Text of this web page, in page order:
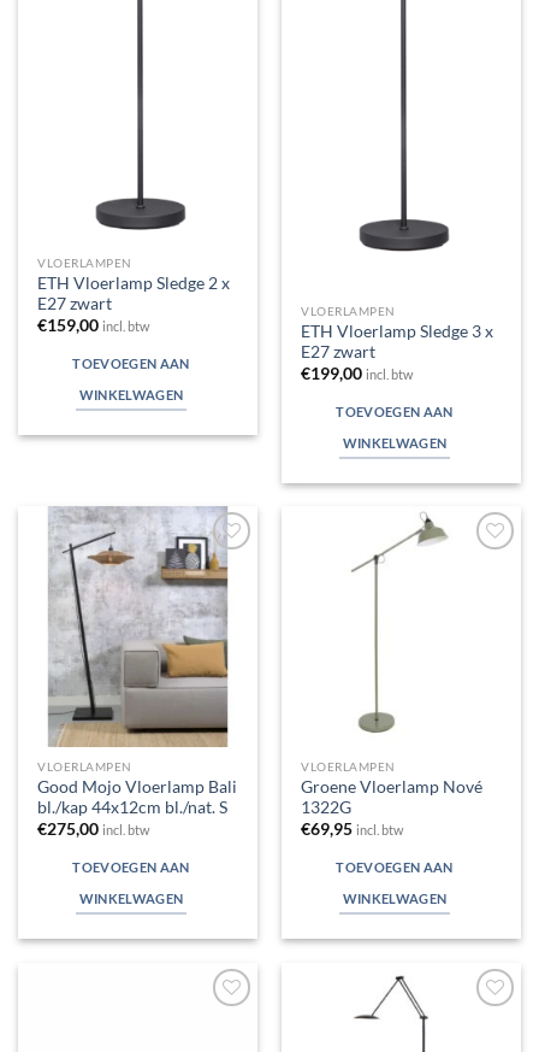
VLOERLAMPEN
ETH Vloerlamp Sledge 2 x
E27 zwart
€159,00 incl. btw
TOEVOEGEN AAN
WINKELWAGEN
VLOERLAMPEN
ETH Vloerlamp Sledge 3 x
E27 zwart
€199,00 incl. btw
TOEVOEGEN AAN
WINKELWAGEN
Toevoegen
aan
verlanglijst
VLOERLAMPEN
Good Mojo Vloerlamp Bali
bl./kap 44x12cm bl./nat. S
€275,00 incl. btw
TOEVOEGEN AAN
WINKELWAGEN
VLOERLAMPEN
Groene Vloerlamp Nové
1322G
€69,95 incl. btw
TOEVOEGEN AAN
WINKELWAGEN